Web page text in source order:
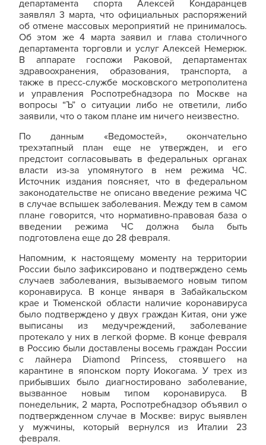
департамента спорта Алексей Кондаранцев
заявлял 3 марта, что официальных распоряжений
об отмене массовых мероприятий не принималось.
Об этом же 4 марта заявил и глава столичного
департамента торговли и услуг Алексей Немерюк.
В аппарате госпожи Раковой, департаментах
здравоохранения, образования, транспорта, а
также в пресс-службе московского метрополитена
и управления Роспотребнадзора по Москве на
вопросы “Ъ” о ситуации либо не ответили, либо
заявили, что о таком плане им ничего неизвестно.
По данным «Ведомостей», окончательно
трехэтапный план еще не утвержден, и его
предстоит согласовывать в федеральных органах
власти из-за упомянутого в нем режима ЧС.
Источник издания поясняет, что в федеральном
законодательстве не описано введение режима ЧС
в случае вспышек заболевания. Между тем в самом
плане говорится, что нормативно-правовая база о
введении режима ЧС должна была быть
подготовлена еще до 28 февраля.
Напомним, к настоящему моменту на территории
России было зафиксировано и подтверждено семь
случаев заболевания, вызываемого новым типом
коронавируса. В конце января в Забайкальском
крае и Тюменской области наличие коронавируса
было подтверждено у двух граждан Китая, они уже
выписаны из медучреждений, заболевание
протекало у них в легкой форме. В конце февраля
в Россию были доставлены восемь граждан России
с лайнера Diamond Princess, стоявшего на
карантине в японском порту Иокогама. У трех из
прибывших было диагностировано заболевание,
вызванное новым типом коронавируса. В
понедельник, 2 марта, Роспотребнадзор объявил о
подтвержденном случае в Москве: вирус выявлен
у мужчины, который вернулся из Италии 23
февраля.